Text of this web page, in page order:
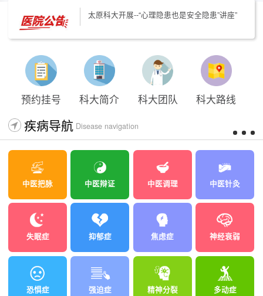
太原科大开展--“心理隐患也是安全隐患”讲座”
预约挂号 科大简介 科大团队 科大路线
疾病导航 Disease navigation
中医把脉 中医辩证 中医调理 中医针灸
失眠症 抑郁症 焦虑症 神经衰弱
恐惧症 强迫症 精神分裂 多动症